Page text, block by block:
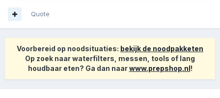
Quote
Voorbereid op noodsituaties: bekijk de noodpakketen
Op zoek naar waterfilters, messen, tools of lang
houdbaar eten? Ga dan naarwww.prepshop.nl!